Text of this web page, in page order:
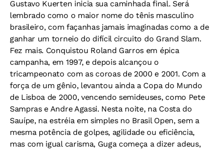
Gustavo Kuerten inicia sua caminhada final. Será
lembrado como o maior nome do tênis masculino
brasileiro, com façanhas jamais imaginadas como a de
ganhar um torneio do difícil circuito do Grand Slam.
Fez mais. Conquistou Roland Garros em épica
campanha, em 1997, e depois alcançou o
tricampeonato com as coroas de 2000 e 2001. Com a
força de um gênio, levantou ainda a Copa do Mundo
de Lisboa de 2000, vencendo semideuses, como Pete
Sampras e Andre Agassi. Nesta noite, na Costa do
Sauípe, na estréia em simples no Brasil Open, sem a
mesma potência de golpes, agilidade ou eficiência,
mas com igual carisma, Guga começa a dizer adeus,